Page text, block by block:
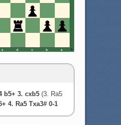
e d c b a
b5+ 3. cxb5(3. Ra5
4. Ra5 Txa3# 0-1